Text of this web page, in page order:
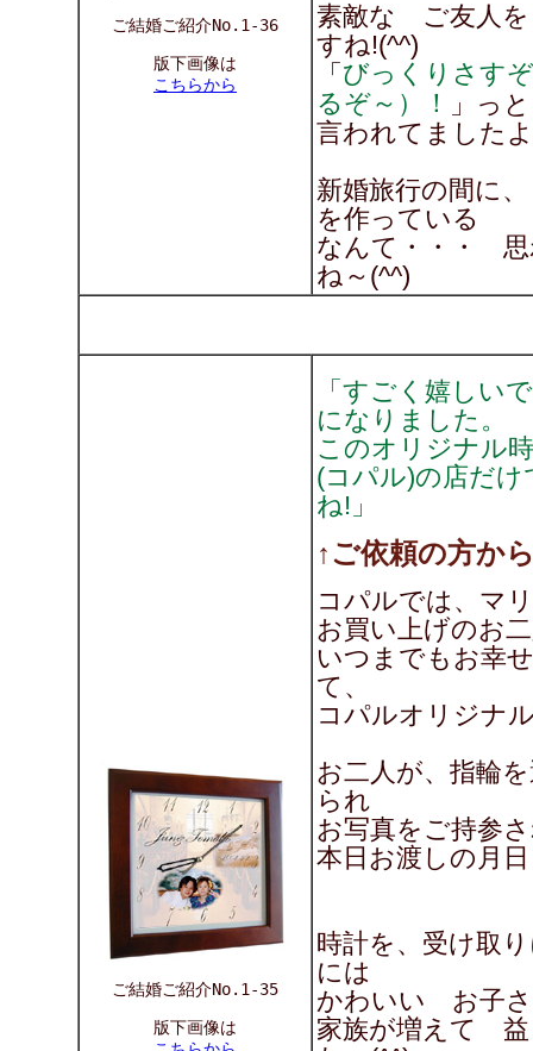
ご結婚ご紹介No.1-36
版下画像は
こちらから
素敵な ご友人
すね!(^^)
「 びっくりさす
るぞ～）！
」っと
言われてました
新婚旅行の間に
を作っている
なんて・・・ 思
ね～(^^)
ご結婚ご紹介No.1-35
版下画像は
「すごく嬉しい
になりました。
このオリジナル
(コパル)の店だ
ね!」
↑ご依頼の方か
コパルでは、マ
お買い上げのお
いつまでもお幸
て、
コパルオリジナ
お二人が、指輪
られ
お写真をご持参
本日お渡しの月
時計を、受け取
には
かわいい お子さ
家族が増えて 益